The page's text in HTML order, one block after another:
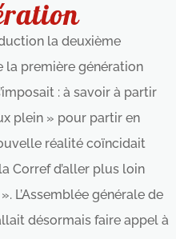
la deuxième
la première génération
: à savoir à partir
plein » pour partir en
réalité coïncidait
Corref d’aller plus loin
L’Assemblée générale de
désormais faire appel à